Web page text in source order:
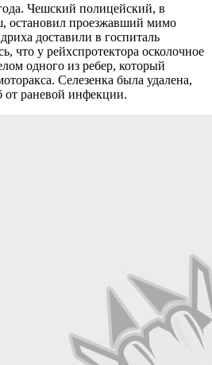
Чешский полицейский, в
остановил проезжавший мимо
доставили в госпиталь
что у рейхспротектора осколочное
одного из ребер, который
Селезенка была удалена,
раневой инфекции.